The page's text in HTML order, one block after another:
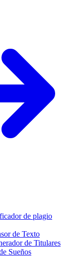
de plagio
de Texto
de Titulares
Sueños